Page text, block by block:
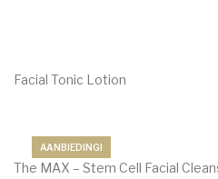
Facial Tonic Lotion
AANBIEDING!
The MAX – Stem Cell Facial